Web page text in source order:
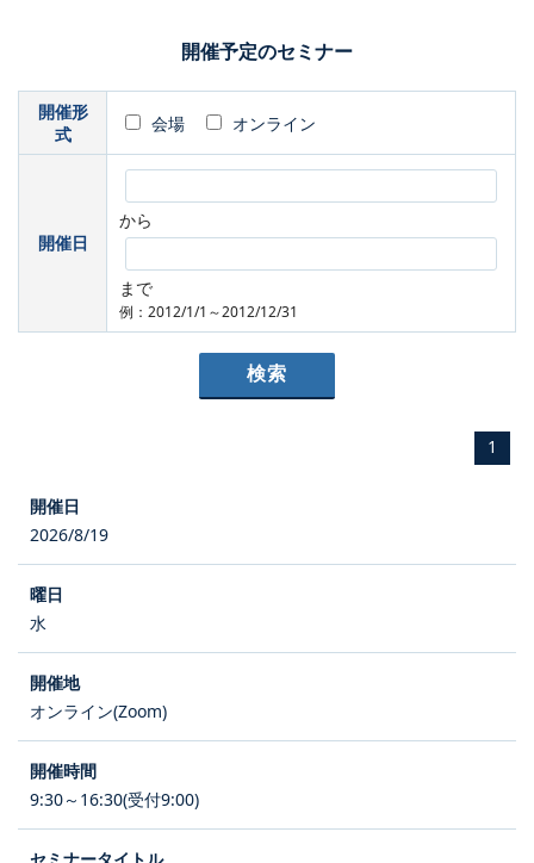
開催予定のセミナー
開催形
式
会場 オンライン
開催日
から
まで
例：2012/1/1～2012/12/31
1
2026/8/19
水
オンライン(Zoom)
9:30～16:30(受付9:00)